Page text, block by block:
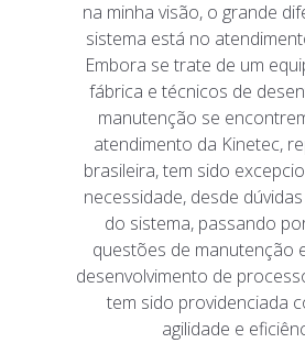
na minha visão, o grande
sistema está no
Embora se trate de um
fábrica e técnicos de
manutenção se
atendimento da Kinetec,
brasileira, tem sido
necessidade, desde
do sistema, passando
questões de manutenção
desenvolvimento de
tem sido providenciada
agilidade e